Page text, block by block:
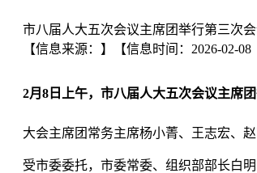
市八届人大五次会议主席团举行第三次
【信息来源： 】 【信息时间：2026-02-
2月8日上午，市八届人大五次会议主席团
大会主席团常务主席杨小菁、王志宏、
受市委委托，市委常委、组织部部长白